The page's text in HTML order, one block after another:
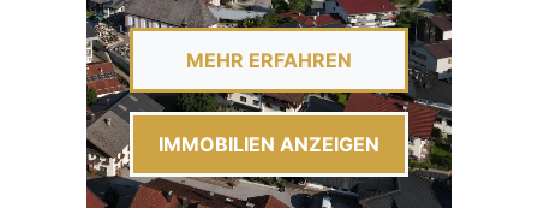
MEHR ERFAHREN
IMMOBILIEN ANZEIGEN